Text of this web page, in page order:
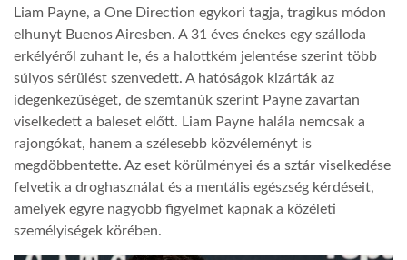
A NAP SZÉPE
LINKTR.EE
DOBRAVERO.HU
Liam Payne, a One Direction egykori tagja, tragikus módon
elhunyt Buenos Airesben. A 31 éves énekes egy szálloda
erkélyéről zuhant le, és a halottkém jelentése szerint több
súlyos sérülést szenvedett. A hatóságok kizárták az
idegenkezűséget, de szemtanúk szerint Payne zavartan
viselkedett a baleset előtt. Liam Payne halála nemcsak a
rajongókat, hanem a szélesebb közvéleményt is
megdöbbentette. Az eset körülményei és a sztár viselkedése
felvetik a droghasználat és a mentális egészség kérdéseit,
amelyek egyre nagyobb figyelmet kapnak a közéleti
személyiségek körében.